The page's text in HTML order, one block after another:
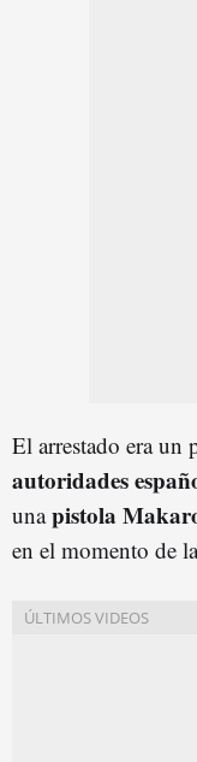
El arrestado era un
autoridades
unapistola
en el momento de